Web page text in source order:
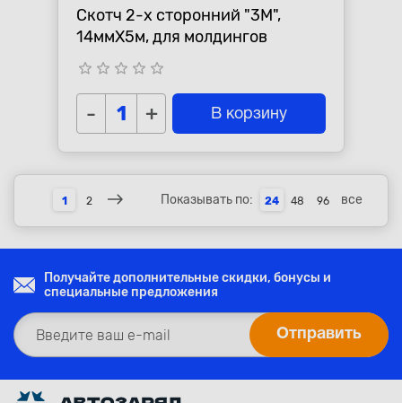
Скотч 2-х сторонний "3М",
14ммХ5м, для молдингов
star_border star_border star_border star_border star_border
- + В корзину
1 2 Показывать по: 24 48 96 все
Получайте дополнительные скидки, бонусы и
специальные предложения